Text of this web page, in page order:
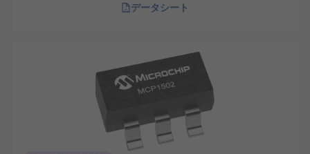
データシート